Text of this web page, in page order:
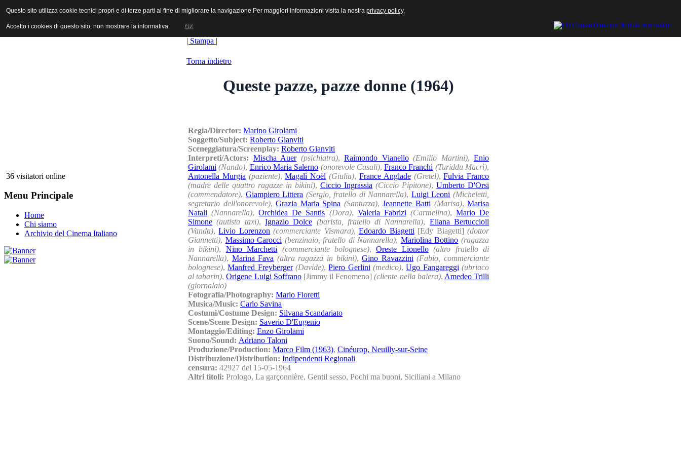
ANICA | Associazione Nazionale Industrie Cinematografiche Audiovisive e Multimediali
36 visitatori online
Menu Principale
Home
Chi siamo
Archivio del Cinema Italiano
| Stampa |
Torna indietro
Queste pazze, pazze donne (1964)
Regia/Director: Marino Girolami
Soggetto/Subject: Roberto Gianviti
Sceneggiatura/Screenplay: Roberto Gianviti
Interpreti/Actors: Mischa Auer (psichiatra), Raimondo Vianello (Emilio Martini), Enio
Girolami (Nando), Enrico Maria Salerno (onorevole Casali),Franco Franchi (Turiddu Macrì),
Antonella Murgia (paziente),Magalì Noël (Giulia), France Anglade (Gretel),Fulvia Franco
(madre delle quattro ragazze in bikini), Ciccio Ingrassia (Ciccio Pipitone), Umberto D'Orsi
(commendatore), Giampiero Littera (Sergio, fratello di Nannarella), Luigi Leoni (Micheletti,
segretario dell'onorevole),Grazia Maria Spina (Santuzza),Jeannette Batti (Marisa),Marisa
Natali (Nannarella),Orchidea De Santis (Dora), Valeria Fabrizi (Carmelina), Mario De
Simone (autista taxi), Ignazio Dolce (barista, fratello di Nannarella), Eliana Bertuccioli
(Vanda),Livio Lorenzon (commerciante Vismara),Edoardo Biagetti [Edy Biagetti](dottor
Giannetti), Massimo Carocci (benzinaio, fratello di Nannarella), Mariolina Bottino (ragazza
in bikini), Nino Marchetti (commerciante bolognese),Oreste Lionello (altro fratello di
Nannarella), Marina Fava (altra ragazza in bikini),Gino Ravazzini (Fabio, commerciante
bolognese),Manfred Freyberger (Davide),Piero Gerlini (medico),Ugo Fangareggi (ubriaco
al tabarin),Origene Luigi Soffrano[Jimmy il Fenomeno](cliente nella balera), Amedeo Trilli
(giornalaio)
Fotografia/Photography: Mario Fioretti
Musica/Music: Carlo Savina
Costumi/Costume Design: Silvana Scandariato
Scene/Scene Design: Saverio D'Eugenio
Montaggio/Editing: Enzo Girolami
Suono/Sound: Adriano Taloni
Produzione/Production: Marco Film (1963), Cinéurop, Neuilly-sur-Seine
Distribuzione/Distribution: Indipendenti Regionali
censura: 42927 del 15-05-1964
Altri titoli: Prologo, La garçonnière, Gentil sesso, Pochi ma buoni, Siciliani a Milano
Questo sito utilizza cookie tecnici propri e di terze parti al fine di migliorare la navigazione Per maggiori informazioni visita la nostra privacy policy.
Accetto i cookies di questo sito, non mostrare la informativa. OK
Questo sito utilizza cookie tecnici propri e di terze parti al fine di migliorare la navigazione Per maggiori informazioni visita la nostra privacy policy.
Accetto i cookies di questo sito, non mostrare la informativa. OK